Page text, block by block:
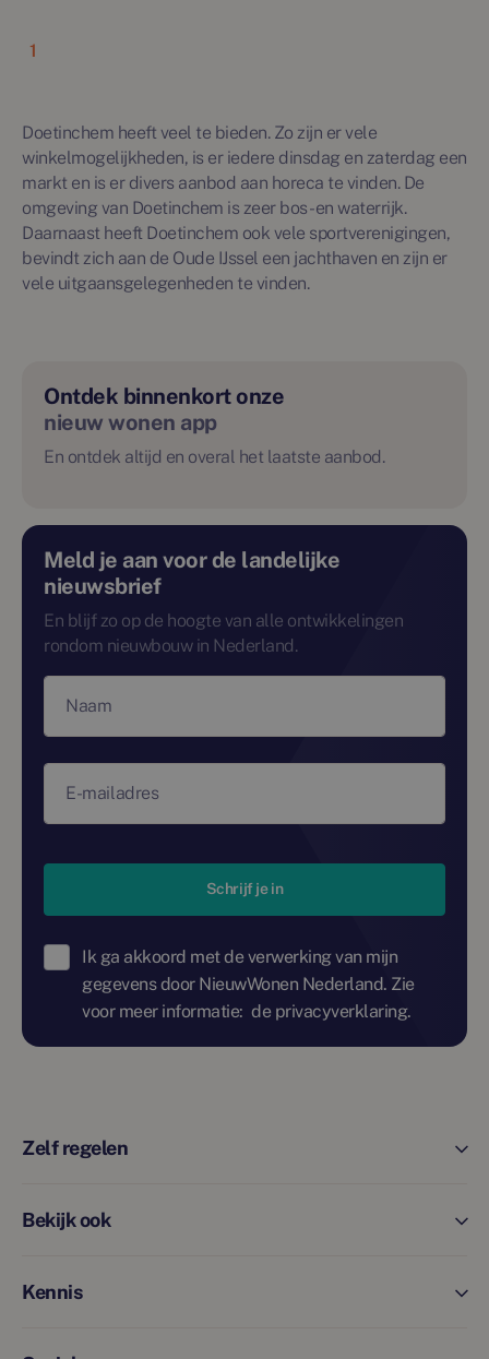
1
Doetinchem heeft veel te bieden. Zo zijn er vele
winkelmogelijkheden, is er iedere dinsdag en zaterdag een
markt en is er divers aanbod aan horeca te vinden. De
omgeving van Doetinchem is zeer bos- en waterrijk.
Daarnaast heeft Doetinchem ook vele sportverenigingen,
bevindt zich aan de Oude IJssel een jachthaven en zijn er
vele uitgaansgelegenheden te vinden.
Ontdek binnenkort onze
nieuw wonen app
En ontdek altijd en overal het laatste aanbod.
Meld je aan voor de landelijke
nieuwsbrief
En blijf zo op de hoogte van alle ontwikkelingen
rondom nieuwbouw in Nederland.
Naam
E-mailadres
Schrijf je in
Ik ga akkoord met de verwerking van mijn
gegevens door NieuwWonen Nederland. Zie
voor meer informatie: de privacyverklaring.
Zelf regelen
Bekijk ook
Kennis